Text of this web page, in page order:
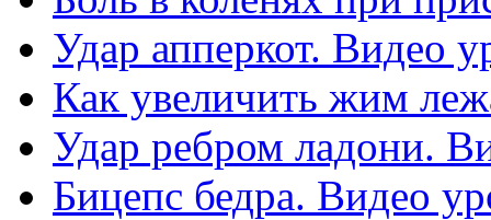
Удар апперкот. Видео
Как увеличить жим
Удар ребром ладони.
Бицепс бедра. Видео